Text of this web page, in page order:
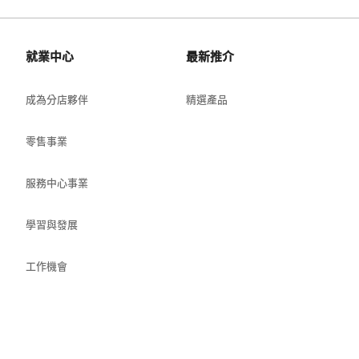
就業中心
成為分店夥伴
零售事業
服務中心事業
學習與發展
工作機會
最新推介
精選產品